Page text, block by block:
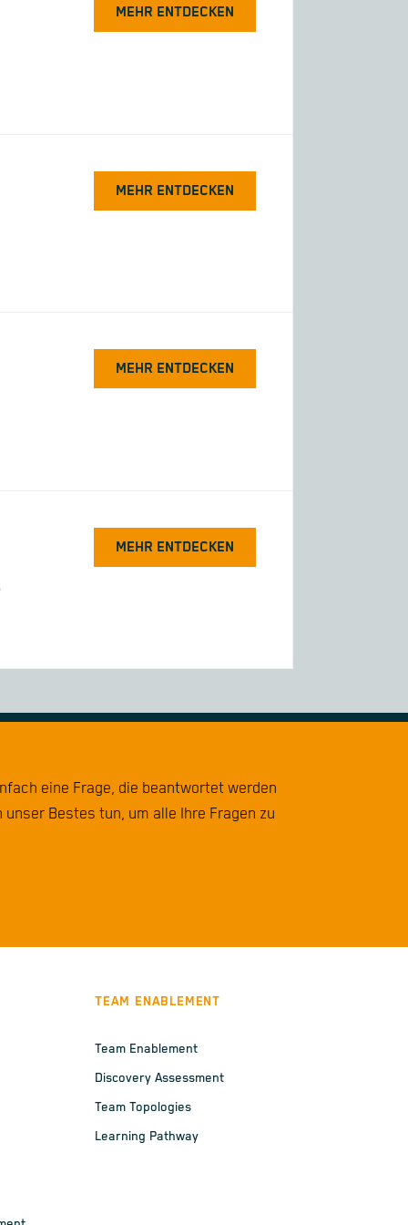
MEHR ENTDECKEN
MEHR ENTDECKEN
MEHR ENTDECKEN
MEHR ENTDECKEN
eine Frage, die beantwortet werden
Bestes tun, um alle Ihre Fragen zu
TEAM ENABLEMENT
Team Enablement
Discovery Assessment
Team Topologies
Learning Pathway